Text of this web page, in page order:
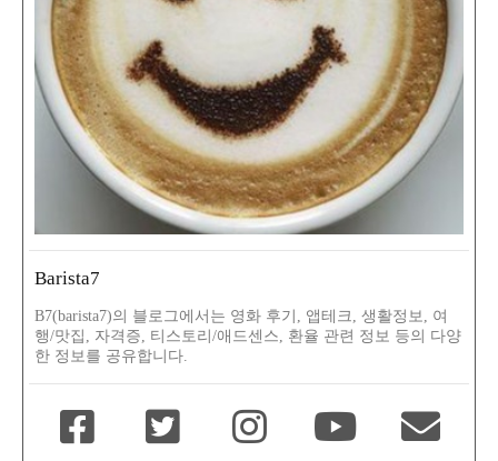
Barista7
B7(barista7)의 블로그에서는 영화 후기, 앱테크, 생활정보, 여
행/맛집, 자격증, 티스토리/애드센스, 환율 관련 정보 등의 다양
한 정보를 공유합니다.